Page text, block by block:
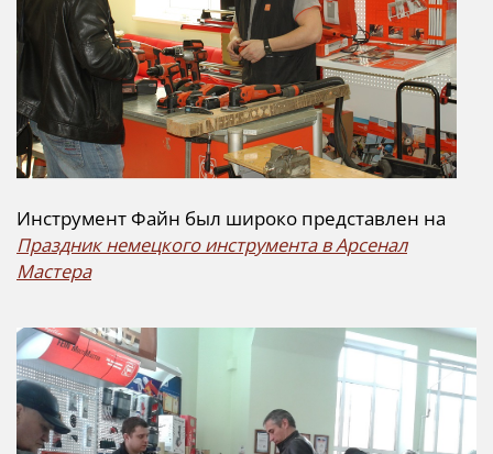
Инструмент Файн был широко представлен на
Праздник немецкого инструмента в Арсенал
Мастера